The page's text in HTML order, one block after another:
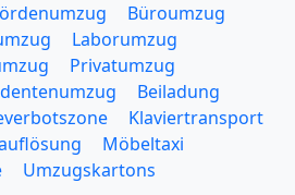
Büroumzug
Laborumzug
Privatumzug
Beiladung
Klaviertransport
Möbeltaxi
Umzugskartons